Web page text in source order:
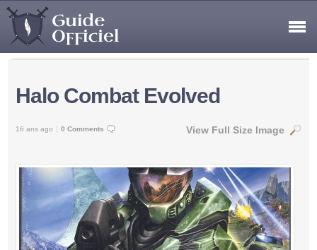
Halo Combat Evolved
16 ans ago 0 Comments View Full Size Image